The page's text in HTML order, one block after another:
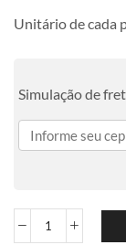
Unitário de cada
Simulação de